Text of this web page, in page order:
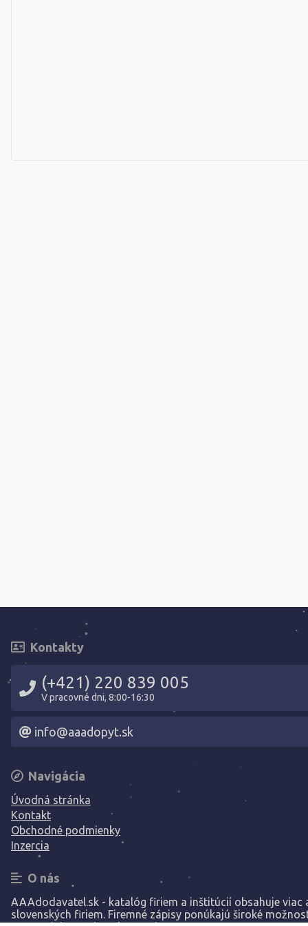
Kontakty
(+421) 220 839 005
V pracovné dni, 8:00-16:30
info@aaadopyt.sk
Navigácia
Úvodná stránka
Kontakt
Obchodné podmienky
Inzercia
O nás
AAAdodavatel.sk - katalóg firiem a inštitúcií obsahuje viac
slovenských firiem. Firemné zápisy ponúkajú široké